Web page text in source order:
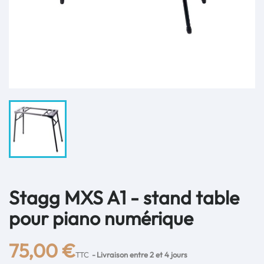
Stagg MXS A1 - stand table
pour piano numérique
75,00 €TTC Livraison entre 2 et 4 jours